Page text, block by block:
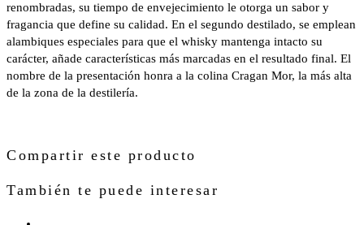
renombradas, su tiempo de envejecimiento le otorga un sabor y
fragancia que define su calidad. En el segundo destilado, se emplean
alambiques especiales para que el whisky mantenga intacto su
carácter, añade características más marcadas en el resultado final. El
nombre de la presentación honra a la colina Cragan Mor, la más alta
de la zona de la destilería.
Compartir este producto
También te puede interesar